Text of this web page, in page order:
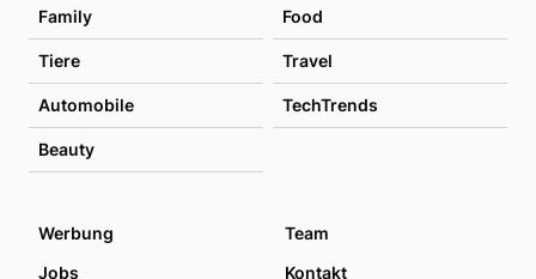
Family Food
Tiere Travel
Automobile TechTrends
Beauty
Werbung
Team
Jobs
Kontakt